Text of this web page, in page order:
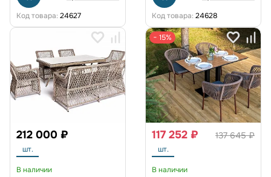
Код товара: 24627
Код товара: 24628
212 000 ₽
шт.
В наличии
− 15%
137 645 ₽
117 252 ₽
шт.
В наличии